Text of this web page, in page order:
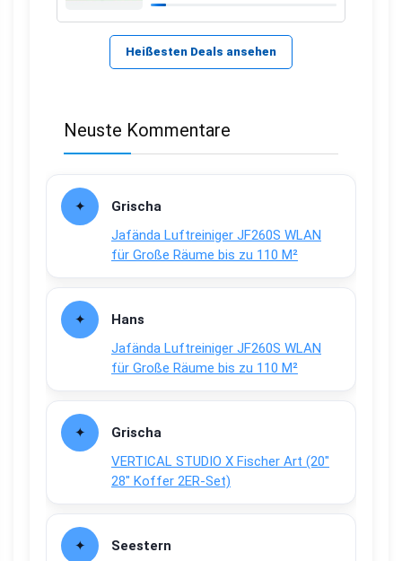
Heißesten Deals ansehen
Neuste Kommentare
Grischa
Jafända Luftreiniger JF260S WLAN
für Große Räume bis zu 110 M²
Hans
Jafända Luftreiniger JF260S WLAN
für Große Räume bis zu 110 M²
Grischa
VERTICAL STUDIO X Fischer Art (20″
28″ Koffer 2ER-Set)
Seestern